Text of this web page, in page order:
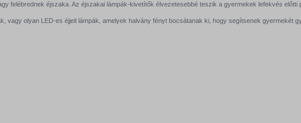
felébrednek éjszaka. Az éjszakai lámpák-kivetítők élvezetesebbé teszik a gyermekek lefekvés
vagy olyan LED-es éjjeli lámpák, amelyek halvány fényt bocsátanak ki, hogy segítsenek gyermekét